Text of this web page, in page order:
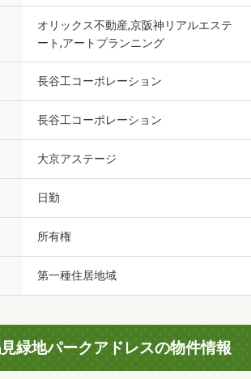
オリックス不動産,京阪神リアルエステ
ート,アートプランニング
長谷工コーポレーション
長谷工コーポレーション
大京アステージ
日勤
所有権
第一種住居地域
緑地パークアドレスの物件情報